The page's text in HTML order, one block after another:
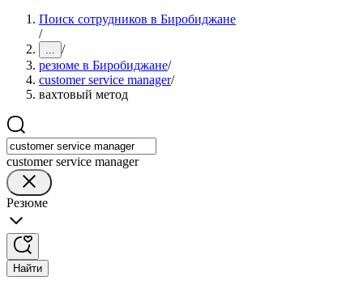
Поиск сотрудников в Биробиджане
/
... /
резюме в Биробиджане/
customer service manager/
вахтовый метод
customer service manager
Резюме
Найти